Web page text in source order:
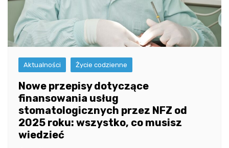
Aktualności Życie codzienne
Nowe przepisy dotyczące
finansowania usług
stomatologicznych przez NFZ od
2025 roku: wszystko, co musisz
wiedzieć